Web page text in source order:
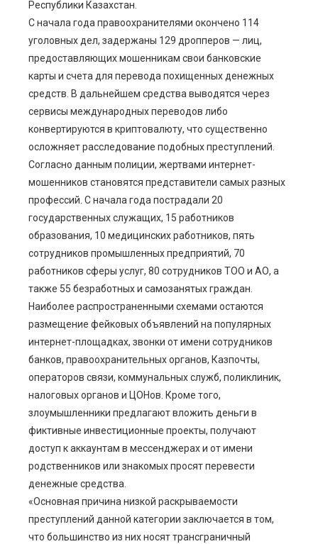
Республики Казахстан.
С начала года правоохранителями окончено 114
уголовных дел, задержаны 129 дропперов — лиц,
предоставляющих мошенникам свои банковские
карты и счета для перевода похищенных денежных
средств. В дальнейшем средства выводятся через
сервисы международных переводов либо
конвертируются в криптовалюту, что существенно
осложняет расследование подобных преступлений.
Согласно данным полиции, жертвами интернет-
мошенников становятся представители самых разных
профессий. С начала года пострадали 20
государственных служащих, 15 работников
образования, 10 медицинских работников, пять
сотрудников промышленных предприятий, 70
работников сферы услуг, 80 сотрудников ТОО и АО, а
также 55 безработных и самозанятых граждан.
Наиболее распространенными схемами остаются
размещение фейковых объявлений на популярных
интернет-площадках, звонки от имени сотрудников
банков, правоохранительных органов, Казпочты,
операторов связи, коммунальных служб, поликлиник,
налоговых органов и ЦОНов. Кроме того,
злоумышленники предлагают вложить деньги в
фиктивные инвестиционные проекты, получают
доступ к аккаунтам в мессенджерах и от имени
родственников или знакомых просят перевести
денежные средства.
«Основная причина низкой раскрываемости
преступлений данной категории заключается в том,
что большинство из них носят трансграничный